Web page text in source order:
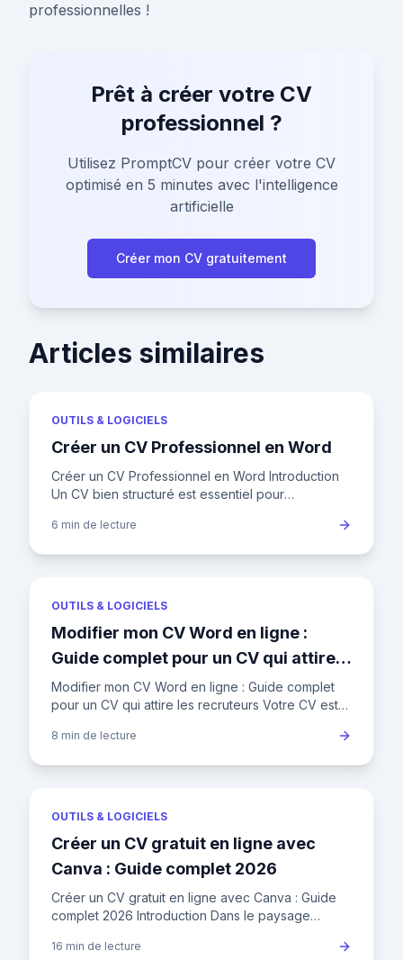
professionnelles !
Prêt à créer votre CV
professionnel ?
Utilisez PromptCV pour créer votre CV
optimisé en 5 minutes avec l'intelligence
artificielle
Créer mon CV gratuitement
Articles similaires
OUTILS & LOGICIELS
Créer un CV Professionnel en Word
Créer un CV Professionnel en Word Introduction
Un CV bien structuré est essentiel pour
créer un CV Word professi
6 min de lecture
OUTILS & LOGICIELS
Modifier mon CV Word en ligne :
Guide complet pour un CV qui attire
les recruteurs
Modifier mon CV Word en ligne : Guide complet
pour un CV qui attire les recruteurs Votre CV est
filtre décisif
8 min de lecture
OUTILS & LOGICIELS
Créer un CV gratuit en ligne avec
Canva : Guide complet 2026
Créer un CV gratuit en ligne avec Canva : Guide
complet 2026 Introduction Dans le paysage
chômage fluctue aut
16 min de lecture